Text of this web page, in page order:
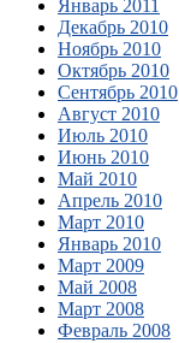
Январь 2011
Декабрь 2010
Ноябрь 2010
Октябрь 2010
Сентябрь 2010
Август 2010
Июль 2010
Июнь 2010
Май 2010
Апрель 2010
Март 2010
Январь 2010
Март 2009
Май 2008
Март 2008
Февраль 2008